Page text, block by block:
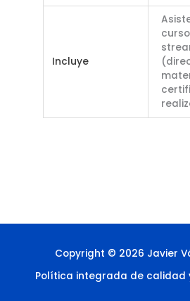
Incluye
Copyright © 2026 Javier
Política integrada de calidad